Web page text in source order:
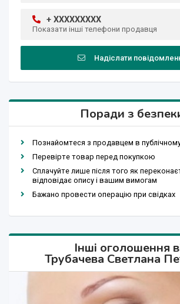
+ XXXXXXXXX
Показати інші телефони продавця
Надіслати
Поради з
Познайомтеся з продавцем в публічному
Перевірте товар перед покупкою
Сплачуйте лише після того як
відповідає опису і вашим вимогам
Бажано провести операцію при свідках
Інші оголошення
Трубачева Светлана